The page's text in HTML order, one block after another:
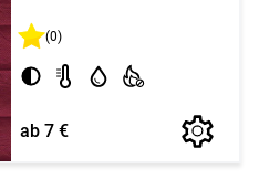
(0)
ab 7 €